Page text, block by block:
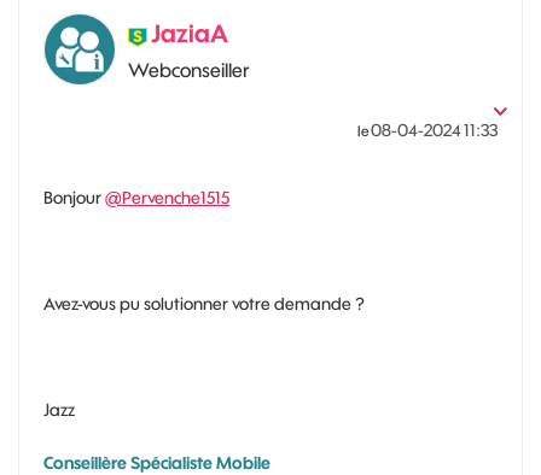
JaziaA
Webconseiller
le‎08-04-202411:33
Bonjour@Pervenche1515
Avez-vous pu solutionner votre demande ?
Jazz
Conseillère Spécialiste Mobile